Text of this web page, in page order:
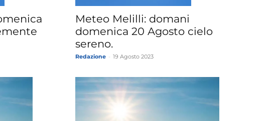
Meteo Melilli: domani
domenica 20 Agosto cielo
sereno.
Redazione 19 Agosto 2023